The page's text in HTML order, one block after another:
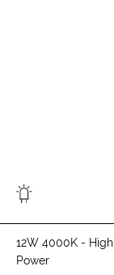
12W 4000K - High
Power